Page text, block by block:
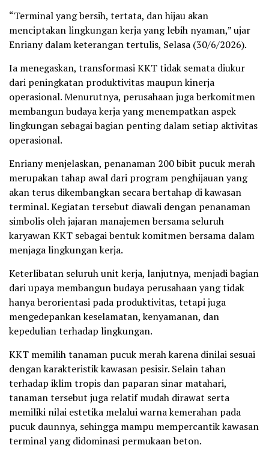
“Terminal yang bersih, tertata, dan hijau akan
menciptakan lingkungan kerja yang lebih nyaman,” ujar
Enriany dalam keterangan tertulis, Selasa (30/6/2026).
Ia menegaskan, transformasi KKT tidak semata diukur
dari peningkatan produktivitas maupun kinerja
operasional. Menurutnya, perusahaan juga berkomitmen
membangun budaya kerja yang menempatkan aspek
lingkungan sebagai bagian penting dalam setiap aktivitas
operasional.
Enriany menjelaskan, penanaman 200 bibit pucuk merah
merupakan tahap awal dari program penghijauan yang
akan terus dikembangkan secara bertahap di kawasan
terminal. Kegiatan tersebut diawali dengan penanaman
simbolis oleh jajaran manajemen bersama seluruh
karyawan KKT sebagai bentuk komitmen bersama dalam
menjaga lingkungan kerja.
Keterlibatan seluruh unit kerja, lanjutnya, menjadi bagian
dari upaya membangun budaya perusahaan yang tidak
hanya berorientasi pada produktivitas, tetapi juga
mengedepankan keselamatan, kenyamanan, dan
kepedulian terhadap lingkungan.
KKT memilih tanaman pucuk merah karena dinilai sesuai
dengan karakteristik kawasan pesisir. Selain tahan
terhadap iklim tropis dan paparan sinar matahari,
tanaman tersebut juga relatif mudah dirawat serta
memiliki nilai estetika melalui warna kemerahan pada
pucuk daunnya, sehingga mampu mempercantik kawasan
terminal yang didominasi permukaan beton.